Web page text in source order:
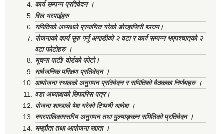
कार्य सम्पन्न प्रतिवेदन ।
विल भरपाईहरु
समितिको अध्यक्षले प्रमाणित गरेको डोरहाजिरी फाराम।
योजनाको कार्य सुरु गर्नु अगाडीको २ वटा र कार्य सम्पन्न भएपश्चात्‌को २
वटा फोटोहरु ।
सूचना पाटी/ वोर्डको फोटो।
सार्वजनिक परिक्षण प्रतिवेदन ।
आयोजना स्थलको अनुगमन प्रतिवेदन र समितिको वैठकका निर्णयहरु ।
वडा अध्याक्षको सिफारिस पत्र।
योजना शाखाले पेश गरेको टिप्पणी आदेश ।
नगरपालिकास्तरिय अनुगमन तथा मुल्याङ्कन समितिको प्रतिवेदन ।
सम्झौता तथा आयोजना खाता ।